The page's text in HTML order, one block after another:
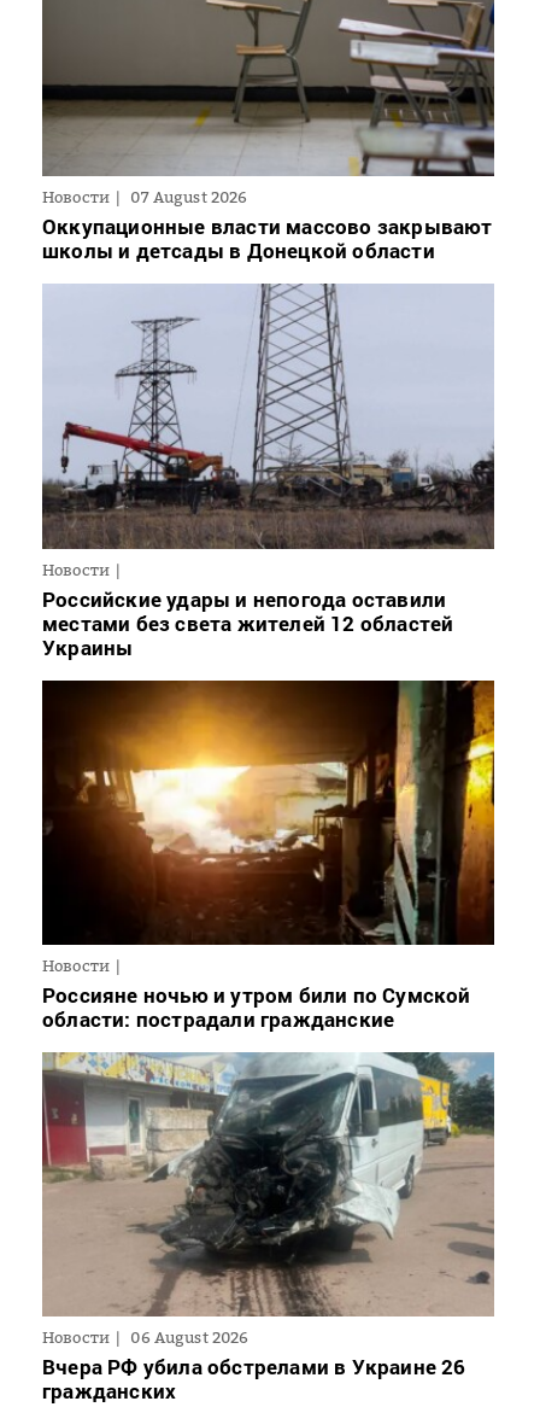
Новости 07 August 2026
Оккупационные власти массово закрывают
школы и детсады в Донецкой области
Новости
Российские удары и непогода оставили
местами без света жителей 12 областей
Украины
Новости
Россияне ночью и утром били по Сумской
области: пострадали гражданские
Новости 06 August 2026
Вчера РФ убила обстрелами в Украине 26
гражданских